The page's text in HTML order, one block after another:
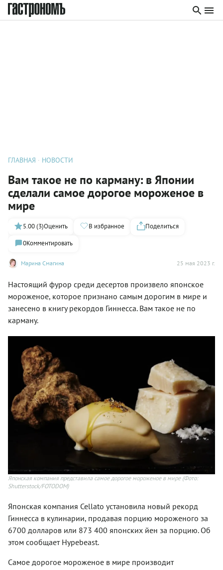
ГЛАВНАЯ НОВОСТИ
Вам такое не по карману: в Японии
сделали самое дорогое мороженое в
мире
Марина Смагина 25 мая 2023 г.
5.00 (3)Оценить В избранное
Поделиться
0Комментировать
Настоящий фурор среди десертов произвело японское
мороженое, которое признано самым дорогим в мире и
занесено в книгу рекордов Гиннесса. Вам такое не по
карману.
Японская компания представила самое дорогое мороженое в мире(Фото:
Shutterstock/FOTODOM)
Японская компания Cellato установила новый рекорд
Гиннесса в кулинарии, продавая порцию мороженого за
6700 долларов или 873 400 японских йен за порцию. Об
этом сообщает Hypebeast.
Самое дорогое мороженое в мире производит